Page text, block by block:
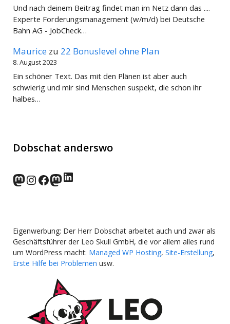
Und nach deinem Beitrag findet man im Netz dann das ....
Experte Forderungsmanagement (w/m/d) bei Deutsche
Bahn AG - JobCheck…
Maurice zu 22 Bonuslevel ohne Plan
8. August 2023
Ein schöner Text. Das mit den Plänen ist aber auch
schwierig und mir sind Menschen suspekt, die schon ihr
halbes…
Dobschat anderswo
norden.social
Instagram
Facebook
wp-punks.social
LinkedIn
Eigenwerbung: Der Herr Dobschat arbeitet auch und zwar als
Geschäftsführer der Leo Skull GmbH, die vor allem alles rund
um WordPress macht: Managed WP Hosting, Site-Erstellung,
Erste Hilfe bei Problemen usw.